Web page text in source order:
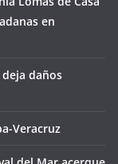
en
daños
Veracruz